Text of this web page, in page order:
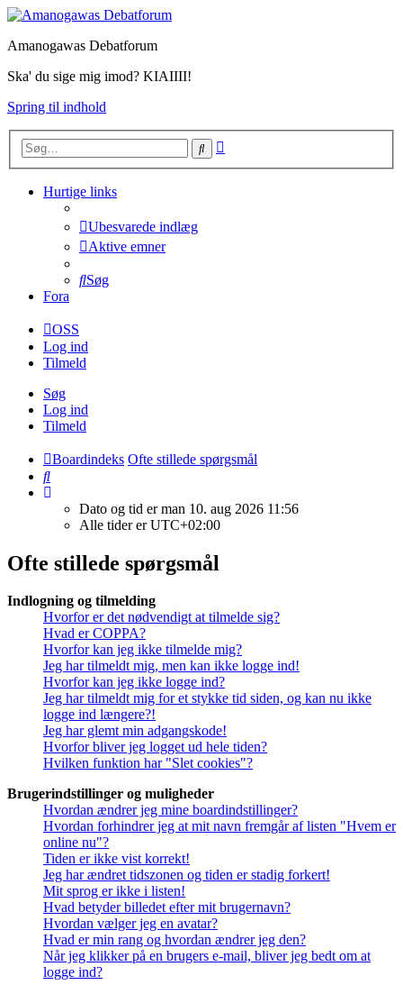
Amanogawas Debatforum
Ska' du sige mig imod? KIAIIII!
Spring til indhold
Søg
Hurtige links
Ubesvarede indlæg
Aktive emner
Søg
Fora
OSS
Log ind
Tilmeld
Søg
Log ind
Tilmeld
Boardindeks Ofte stillede spørgsmål
Søg
Dato og tid er man 10. aug 2026 11:56
Alle tider erUTC+02:00
Ofte stillede spørgsmål
Indlogning og tilmelding
Hvorfor er det nødvendigt at tilmelde sig?
Hvad er COPPA?
Hvorfor kan jeg ikke tilmelde mig?
Jeg har tilmeldt mig, men kan ikke logge ind!
Hvorfor kan jeg ikke logge ind?
Jeg har tilmeldt mig for et stykke tid siden, og kan nu ikke
logge ind længere?!
Jeg har glemt min adgangskode!
Hvorfor bliver jeg logget ud hele tiden?
Hvilken funktion har "Slet cookies"?
Brugerindstillinger og muligheder
Hvordan ændrer jeg mine boardindstillinger?
Hvordan forhindrer jeg at mit navn fremgår af listen "Hvem er
online nu"?
Tiden er ikke vist korrekt!
Jeg har ændret tidszonen og tiden er stadig forkert!
Mit sprog er ikke i listen!
Hvad betyder billedet efter mit brugernavn?
Hvordan vælger jeg en avatar?
Hvad er min rang og hvordan ændrer jeg den?
Når jeg klikker på en brugers e-mail, bliver jeg bedt om at
logge ind?